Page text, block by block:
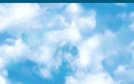
умственно отсталых детей. Для 9 класса Родной язык и литературное письмо Государственный язык (язык обучения – узбекский). для неклассов) написано Математическое письмо Письменная/устная история Узбекистана Физическое воспитание практично Итоговый контроль Для 11 класса Написание родного языка и литературы (эссе) Математическое письмо Узбекский язык (обучение на узбекском языке) не посещающее общее среднее образование для учреждений)/Образовательное учреждение выбор письменный и устный Иностранный язык письменный/устный Письменная/устная история Узбекистана *По выбору студента:  Химия  Физика  Основы государственного права  География 10 бесплатных образовательных ресурсов - Мы составили подборку онлайн-проектов с интерактивными упражнениями, видеолекциями и статьями. Они помогут вам обрести новые и освежить старые знания бесплатно. 1. «ИНТУИТ» Старейшая образовательная площадка Рунета. Здесь вы найдёте сотни текстовых и видеокурсов на десятки различных тем — от программирования до психологии. Многие курсы подготовлены российскими университетами и крупными международными компаниями вроде Intel и Microsoft. Самостоятельное обучение бесплатное, но желающие могут оплатить услуги персональных наставников. 2. «Смартия» знакомит с актуальными профессиями и подсказывает, как им обучаться. Выбрав заинтересовавшую вас специальность — SMM-специалист, фотограф, веб-дизайнер или другую, — увидите список необходимых для неё умений. Чтобы вы могли освоить их самостоятельно, для каждого умения площадка отображает подборку ссылок на учебные материалы. Хотя «Смартия» ориентируется на русскоязычную аудиторию, часть контента всё же доступна только на английском. 3. «Лекторий Физтеха» Проект Московского физико-технического института (Физтеха). С его помощью вы можете смотреть онлайн серии лекций, записанные на видео в этом вузе. В числе доступных предметов — физика, биология, химия, информационные технологии и другие. К некоторым лекциям администрация ресурса прилагает готовые конспекты, которые можно скачивать в PDF-формате. 4. ITMOcourses Онлайн-площадка Санкт-Петербургского национального исследовательского университета информационных технологий, механики и оптики (ИТМО). Ресурс предоставляет свободный доступ к курсам, разработанным в этом вузе. Каталог материалов разбит на четыре категории: «Оптические системы и технологии», «Приборостроение и робототехника», «Информационные технологии» и «Биотехнологии». Курсы состоят из видеолекций, интерактивных демонстраций и заданий. 5. «КиберЛенинка» Электронная научная библиотека открытого доступа. Каталог площадки регулярно обрастает текстами статей из различных научных изданий. Сгруппированные по журналам и рубрикам публикации можно читать онлайн или скачивать целиком в PDF-формате. Проект нацелен на популяризацию науки за счёт открытого доступа к качественной информации. 6. «ПостНаука» На этом ресурсе публикуют подборки видеолекций, составленные экспертами из разных отраслей и объединённые общими темами. Среди них, к примеру, есть серии «Биоинформатика и геномика», «Культура средневековой Скандинавии» и Cinema Studies о теории кино. Каждая подборка лекций — логически связанная история, рассказанная экспертом от первого лица. Кроме того, на сайте появляются научно-образовательные статьи и тесты на разные темы. 7. «Newочём» Команда проекта «Newочём» отбирает самые интересные тексты из англоязычных СМИ и переводит те из них, за которые голосуют участники сообщества «ВКонтакте». По большей части это научно-популярные статьи. Редакторы придумывают лишь заголовки, в остальном содержание переводов соответствует оригиналам. Полные тексты можно читать прямо в социальной сети. 8. InternetUrok Онлайн-база материалов по основным дисциплинам школьной программы. Информация на сайте структурирована по классам, предметам и темам (урокам). Каждый урок состоит из видеолекций и конспектов. Есть также интерактивные тренажёры и тесты для закрепления пройденного материала. Даже если вы давно окончили школу, возможность повторить программу старших классов всегда может пригодиться. 9. Edutainme Ещё один ресурс об образовании. В отличие от Newtonew, как мне кажется, Edutainme больше ориентируется на представителей индустрии: педагогов, предпринимателей, разработчиков образовательных проектов. Но и любой, кто просто стремится к саморазвитию, найдёт на сайте много полезного и интересного для себя. Например, информацию о новых курсах и образовательных сервисах. 10. Newtonew Онлайн-медиа об образовании и обучении в широком смысле. Авторы Newtonew пишут об инструментах, заведениях, тактиках и стратегиях, которые помогают учить других и получать новые знания самостоятельно. На этой площадке вы найдёте новости, обзоры, аналитические мат